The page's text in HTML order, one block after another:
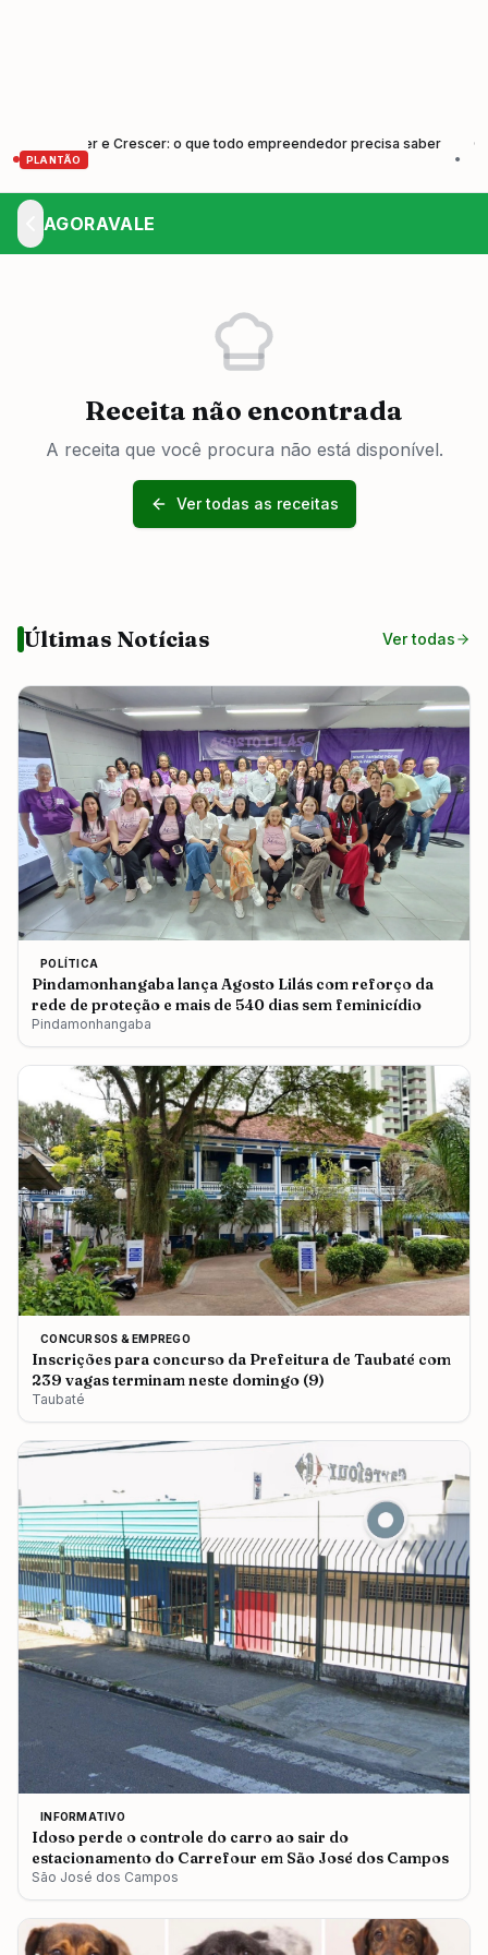
PLANTÃO
e Crescer: o que todo empreendedor precisa saber
Cunha
AGORAVALE
Receita não encontrada
A receita que você procura não está disponível.
Ver todas as receitas
Últimas Notícias Ver todas
POLÍTICA
Pindamonhangaba lança Agosto Lilás com reforço da
rede de proteção e mais de 540 dias sem feminicídio
Pindamonhangaba
CONCURSOS & EMPREGO
Inscrições para concurso da Prefeitura de Taubaté com
239 vagas terminam neste domingo (9)
Taubaté
INFORMATIVO
Idoso perde o controle do carro ao sair do
estacionamento do Carrefour em São José dos Campos
São José dos Campos